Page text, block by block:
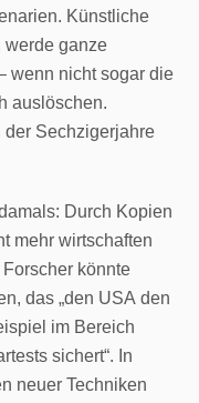
Künstliche
werde ganze
wenn nicht sogar die
auslöschen.
der Sechzigerjahre
Durch Kopien
mehr wirtschaften
könnte
das „den USA den
im Bereich
sichert“. In
neuer Techniken